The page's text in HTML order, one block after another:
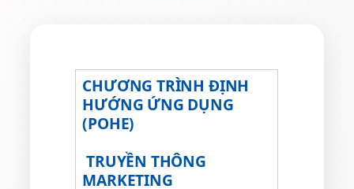
CHƯƠNG TRÌNH ĐỊNH
HƯỚNG ỨNG DỤNG
(POHE)
TRUYỀN THÔNG
MARKETING